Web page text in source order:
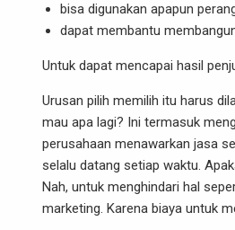
bisa digunakan apapun
dapat membantu
Untuk dapat mencapai hasil
Urusan pilih memilih itu harus
mau apa lagi? Ini termasuk
perusahaan menawarkan jasa
selalu datang setiap waktu.
Nah, untuk menghindari hal
marketing. Karena biaya untuk